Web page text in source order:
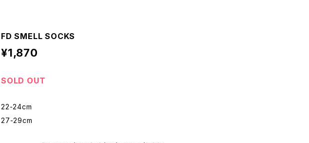
FD SMELL SOCKS
¥1,870
SOLD OUT
22-24cm
27-29cm